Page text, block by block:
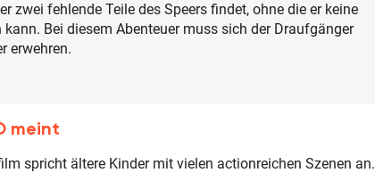
zwei fehlende Teile des Speers findet, ohne die er keine
Bei diesem Abenteuer muss sich der Draufgänger
erwehren.
meint
spricht ältere Kinder mit vielen actionreichen Szenen an.